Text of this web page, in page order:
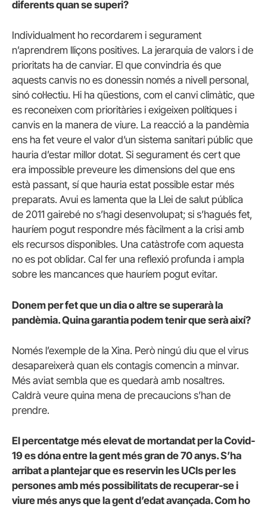
diferents quan se superi?
Individualment ho recordarem i segurament
n’aprendrem lliçons positives. La jerarquia de valors i de
prioritats ha de canviar. El que convindria és que
aquests canvis no es donessin només a nivell personal,
sinó col·lectiu. Hi ha qüestions, com el canvi climàtic, que
es reconeixen com prioritàries i exigeixen polítiques i
canvis en la manera de viure. La reacció a la pandèmia
ens ha fet veure el valor d’un sistema sanitari públic que
hauria d’estar millor dotat. Si segurament és cert que
era impossible preveure les dimensions del que ens
està passant, sí que hauria estat possible estar més
preparats. Avui es lamenta que la Llei de salut pública
de 2011 gairebé no s’hagi desenvolupat; si s’hagués fet,
hauríem pogut respondre més fàcilment a la crisi amb
els recursos disponibles. Una catàstrofe com aquesta
no es pot oblidar. Cal fer una reflexió profunda i ampla
sobre les mancances que hauríem pogut evitar.
Donem per fet que un dia o altre se superarà la
pandèmia. Quina garantia podem tenir que serà així?
Només l’exemple de la Xina. Però ningú diu que el virus
desapareixerà quan els contagis comencin a minvar.
Més aviat sembla que es quedarà amb nosaltres.
Caldrà veure quina mena de precaucions s’han de
prendre.
El percentatge més elevat de mortandat per la Covid-
19 es dóna entre la gent més gran de 70 anys. S’ha
arribat a plantejar que es reservin les UCIs per les
persones amb més possibilitats de recuperar-se i
viure més anys que la gent d’edat avançada. Com ho